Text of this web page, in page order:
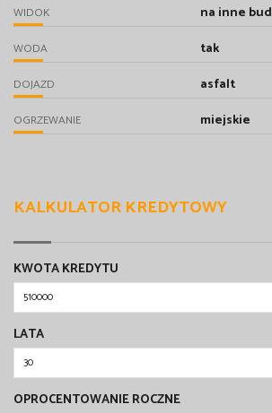
WIDOK na inne
WODA tak
DOJAZD asfalt
OGRZEWANIE miejskie
KALKULATOR KREDYTOWY
KWOTA KREDYTU
LATA
OPROCENTOWANIE ROCZNE